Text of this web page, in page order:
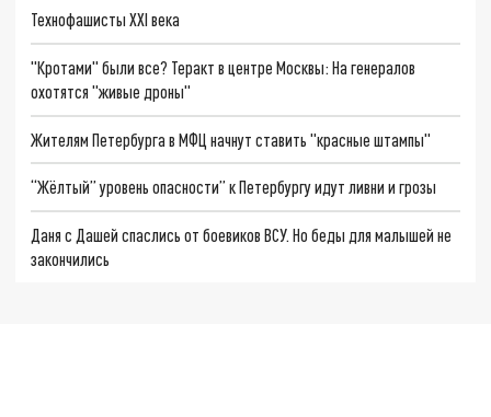
Технофашисты XXI века
"Кротами" были все? Теракт в центре Москвы: На генералов
охотятся "живые дроны"
Жителям Петербурга в МФЦ начнут ставить "красные штампы"
“Жёлтый” уровень опасности” к Петербургу идут ливни и грозы
Даня с Дашей спаслись от боевиков ВСУ. Но беды для малышей не
закончились